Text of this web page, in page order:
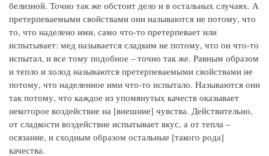
белизной. Точно так же обстоит дело и в остальных случаях. А
претерпеваемыми свойствами они называются не потому, что
то, что наделено ими, само что-то претерпевает или
испытывает: мед называется сладким не потому, что он что-то
испытал, и все тому подобное – точно так же. Равным образом
и тепло и холод называются претерпеваемыми свойствами не
потому, что наделенное ими что-то испытало. Называются они
так потому, что каждое из упомянутых качеств оказывает
некоторое воздействие на [внешние] чувства. Действительно,
от сладкости воздействие испытывает вкус, а от тепла –
осязание, и сходным образом остальные [такого рода]
качества.